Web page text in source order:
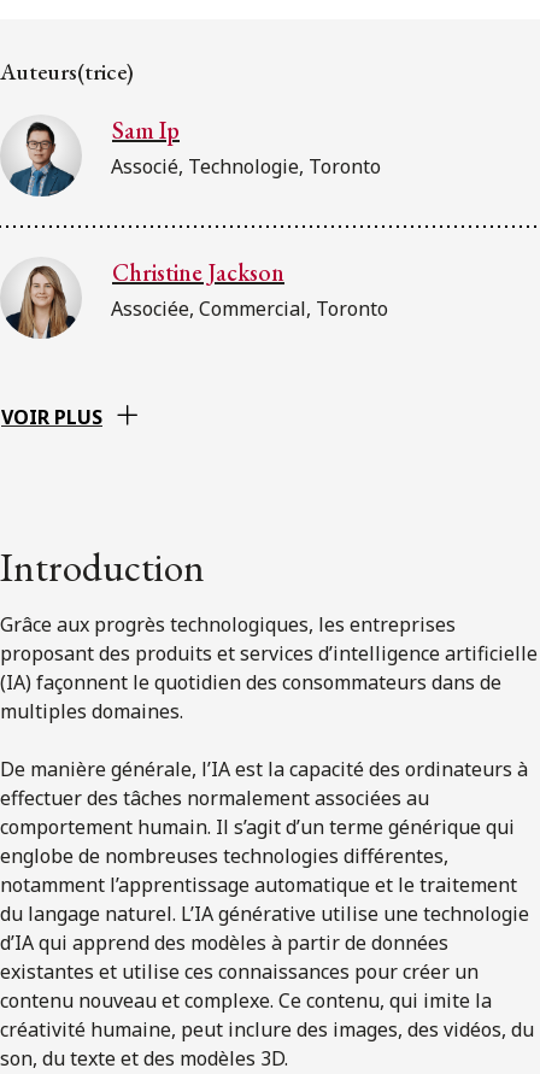
Auteurs(trice)
Sam Ip
Associé, Technologie, Toronto
Christine Jackson
Associée, Commercial, Toronto
VOIR PLUS
Introduction
Grâce aux progrès technologiques, les entreprises
proposant des produits et services d’intelligence artificielle
(IA) façonnent le quotidien des consommateurs dans de
multiples domaines.
De manière générale, l’IA est la capacité des ordinateurs à
effectuer des tâches normalement associées au
comportement humain. Il s’agit d’un terme générique qui
englobe de nombreuses technologies différentes,
notamment l’apprentissage automatique et le traitement
du langage naturel. L’IA générative utilise une technologie
d’IA qui apprend des modèles à partir de données
existantes et utilise ces connaissances pour créer un
contenu nouveau et complexe. Ce contenu, qui imite la
créativité humaine, peut inclure des images, des vidéos, du
son, du texte et des modèles 3D.